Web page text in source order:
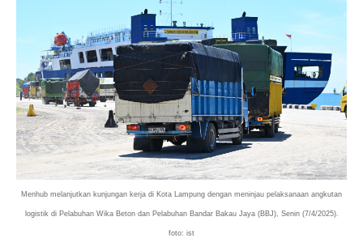
Menhub melanjutkan kunjungan kerja di Kota Lampung dengan meninjau pelaksanaan angkutan
logistik di Pelabuhan Wika Beton dan Pelabuhan Bandar Bakau Jaya (BBJ), Senin (7/4/2025).
foto: ist